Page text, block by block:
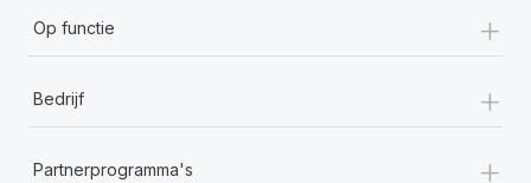
Op functie +
Bedrijf +
Partnerprogramma's +